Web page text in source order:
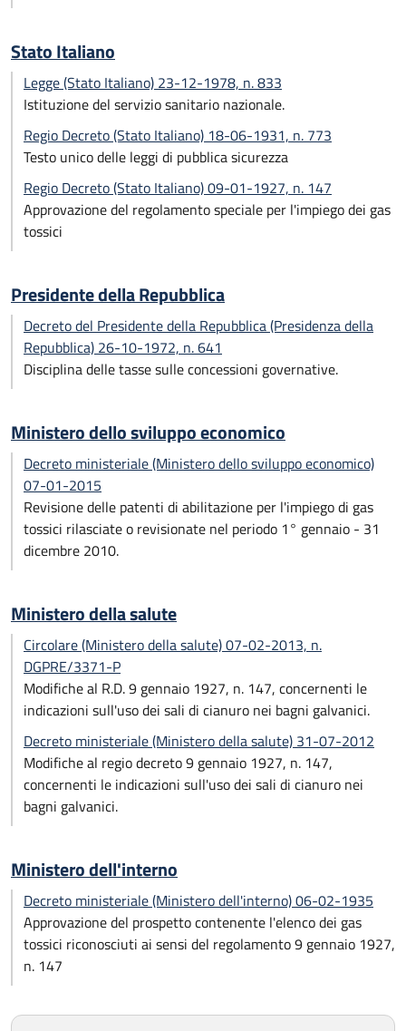
Stato Italiano
Legge (Stato Italiano) 23-12-1978, n. 833
Istituzione del servizio sanitario nazionale.
Regio Decreto (Stato Italiano) 18-06-1931, n. 773
Testo unico delle leggi di pubblica sicurezza
Regio Decreto (Stato Italiano) 09-01-1927, n. 147
Approvazione del regolamento speciale per l'impiego dei gas
tossici
Presidente della Repubblica
Decreto del Presidente della Repubblica (Presidenza della
Repubblica) 26-10-1972, n. 641
Disciplina delle tasse sulle concessioni governative.
Ministero dello sviluppo economico
Decreto ministeriale (Ministero dello sviluppo economico)
07-01-2015
Revisione delle patenti di abilitazione per l'impiego di gas
tossici rilasciate o revisionate nel periodo 1° gennaio - 31
dicembre 2010.
Ministero della salute
Circolare (Ministero della salute) 07-02-2013, n.
DGPRE/3371-P
Modifiche al R.D. 9 gennaio 1927, n. 147, concernenti le
indicazioni sull'uso dei sali di cianuro nei bagni galvanici.
Decreto ministeriale (Ministero della salute) 31-07-2012
Modifiche al regio decreto 9 gennaio 1927, n. 147,
concernenti le indicazioni sull'uso dei sali di cianuro nei
bagni galvanici.
Ministero dell'interno
Decreto ministeriale (Ministero dell'interno) 06-02-1935
Approvazione del prospetto contenente l'elenco dei gas
tossici riconosciuti ai sensi del regolamento 9 gennaio 1927,
n. 147